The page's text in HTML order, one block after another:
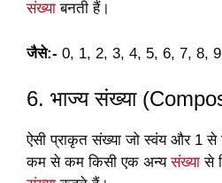
संख्या बनती हैं।
जैसे:- 0, 1, 2, 3, 4, 5, 6, 7,
6. भाज्य संख्या
ऐसी प्राकृत संख्या जो स्वंय और 1 से
कम से कम किसी एक अन्यसंख्या से